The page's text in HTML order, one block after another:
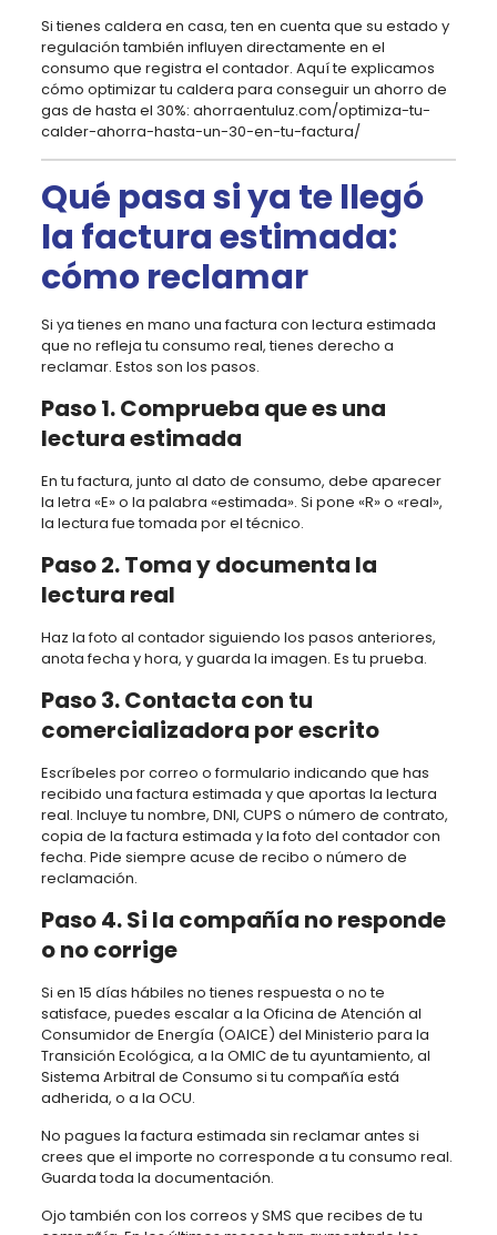
Si tienes caldera en casa, ten en cuenta que su estado y
regulación también influyen directamente en el
consumo que registra el contador. Aquí te explicamos
cómo optimizar tu caldera para conseguir un ahorro de
gas de hasta el 30%: ahorraentuluz.com/optimiza-tu-
calder-ahorra-hasta-un-30-en-tu-factura/
Qué pasa si ya te llegó
la factura estimada:
cómo reclamar
Si ya tienes en mano una factura con lectura estimada
que no refleja tu consumo real, tienes derecho a
reclamar. Estos son los pasos.
Paso 1. Comprueba que es una
lectura estimada
En tu factura, junto al dato de consumo, debe aparecer
la letra «E» o la palabra «estimada». Si pone «R» o «real»,
la lectura fue tomada por el técnico.
Paso 2. Toma y documenta la
lectura real
Haz la foto al contador siguiendo los pasos anteriores,
anota fecha y hora, y guarda la imagen. Es tu prueba.
Paso 3. Contacta con tu
comercializadora por escrito
Escríbeles por correo o formulario indicando que has
recibido una factura estimada y que aportas la lectura
real. Incluye tu nombre, DNI, CUPS o número de contrato,
copia de la factura estimada y la foto del contador con
fecha. Pide siempre acuse de recibo o número de
reclamación.
Paso 4. Si la compañía no responde
o no corrige
Si en 15 días hábiles no tienes respuesta o no te
satisface, puedes escalar a la Oficina de Atención al
Consumidor de Energía (OAICE) del Ministerio para la
Transición Ecológica, a la OMIC de tu ayuntamiento, al
Sistema Arbitral de Consumo si tu compañía está
adherida, o a la OCU.
No pagues la factura estimada sin reclamar antes si
crees que el importe no corresponde a tu consumo real.
Guarda toda la documentación.
Ojo también con los correos y SMS que recibes de tu